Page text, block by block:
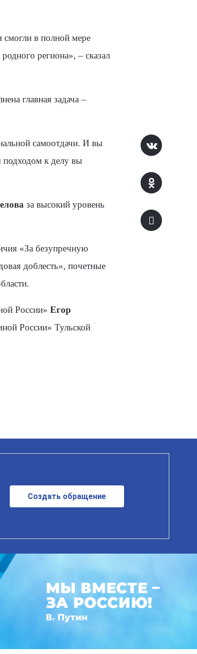
смогли в полной мере
региона», – сказал
главная задача –
самоотдачи. И вы
подходом к делу вы
за высокий уровень
«За безупречную
доблесть», почетные
России» Егор
России» Тульской
Создать обращение